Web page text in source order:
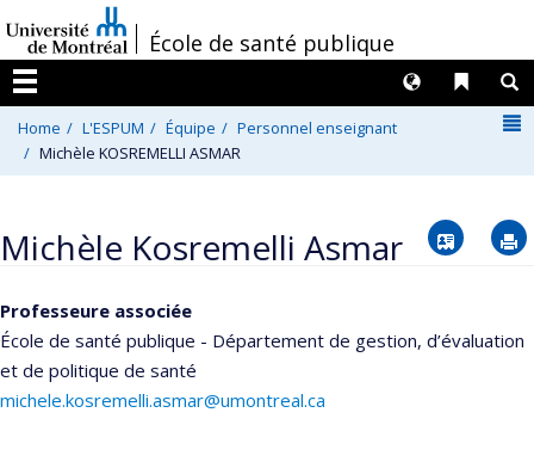
au
contenu
/École de santé publique
Menu
Liens
Langues
Home L'ESPUM Équipe
Personnel enseignant
Michèle KOSREMELLI ASMAR
Michèle Kosremelli Asmar Vcard
Professeure associée
École de santé publique - Département de gestion, d’évaluation
et de politique de santé
michele.kosremelli.asmar@umontreal.ca